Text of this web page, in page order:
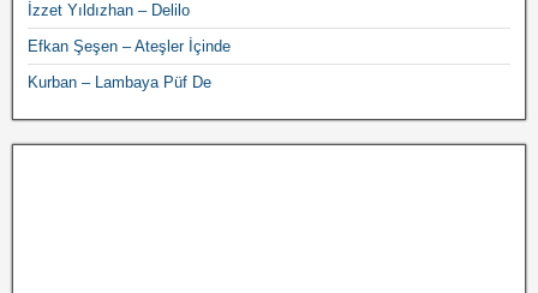
İzzet Yıldızhan – Delilo
Efkan Şeşen – Ateşler İçinde
Kurban – Lambaya Püf De